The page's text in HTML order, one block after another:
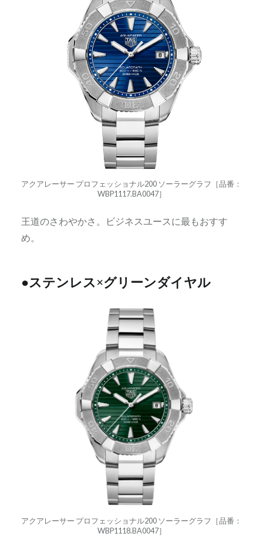
アクアレーサー プロフェッショナル200 ソーラーグラフ［品番：
WBP1117.BA0047］
王道のさわやかさ。ビジネスユースに最もおすす
め。
●ステンレス×グリーンダイヤル
アクアレーサー プロフェッショナル200 ソーラーグラフ［品番：
WBP1118.BA0047］